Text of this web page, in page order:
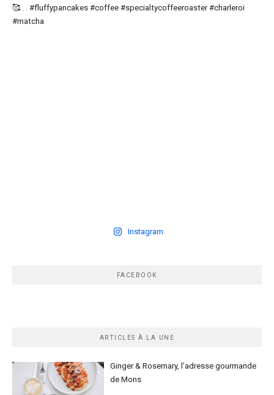
Instagram
FACEBOOK
ARTICLES À LA UNE
Ginger & Rosemary, l’adresse gourmande
de Mons